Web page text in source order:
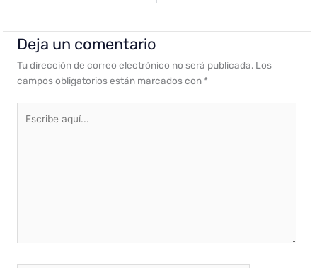
Deja un comentario
Tu dirección de correo electrónico no será publicada. Los
campos obligatorios están marcados con *
aquí...